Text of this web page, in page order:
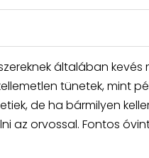
általában
tünetek, mint
de ha bármilyen
az orvossal. Fontos